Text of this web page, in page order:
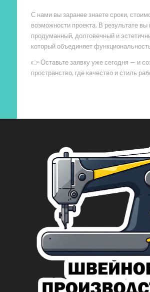
С нами вы заранее знаете сроки,
возможности проекта. В результате вы
продуманный, долговечный и
который объединяет
👉 Оставьте заявку уже сегодня — и
пространство, где качество и стиль